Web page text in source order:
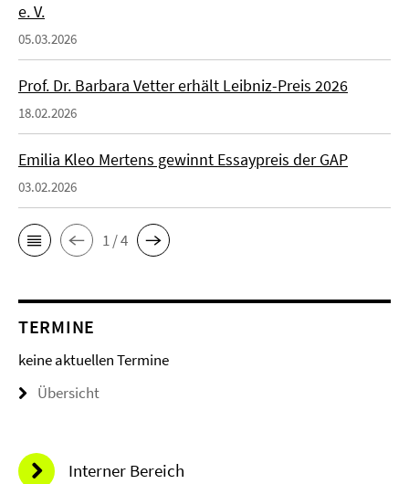
e. V.
05.03.2026
Prof. Dr. Barbara Vetter erhält Leibniz-Preis 2026
18.02.2026
Emilia Kleo Mertens gewinnt Essaypreis der GAP
03.02.2026
1 / 4
TERMINE
keine aktuellen Termine
Übersicht
Interner Bereich